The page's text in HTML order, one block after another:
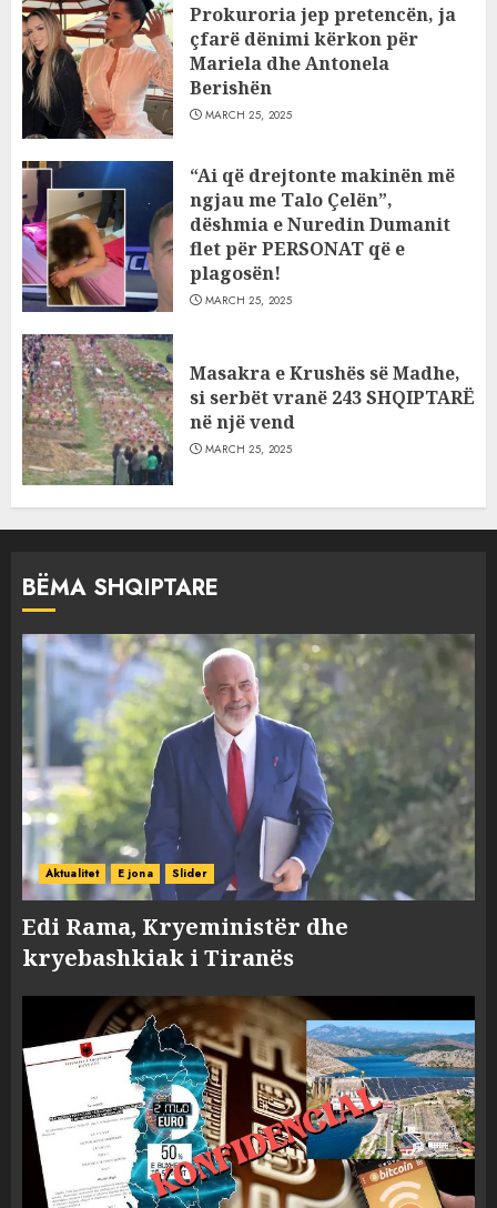
Prokuroria jep pretencën, ja
çfarë dënimi kërkon për
Mariela dhe Antonela
Berishën
MARCH 25, 2025
“Ai që drejtonte makinën më
ngjau me Talo Çelën”,
dëshmia e Nuredin Dumanit
flet për PERSONAT që e
plagosën!
MARCH 25, 2025
Masakra e Krushës së Madhe,
si serbët vranë 243 SHQIPTARË
në një vend
MARCH 25, 2025
BËMA SHQIPTARE
Aktualitet E jona Slider
Edi Rama, Kryeministër dhe
kryebashkiak i Tiranës